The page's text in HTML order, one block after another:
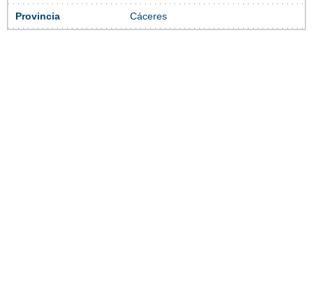
Provincia Cáceres